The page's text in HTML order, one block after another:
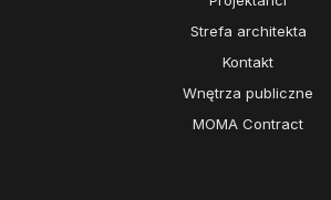
Strefa architekta
Kontakt
Wnętrza publiczne
MOMA Contract